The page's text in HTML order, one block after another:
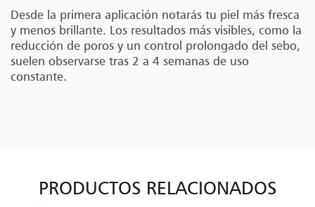
Desde la primera aplicación notarás tu piel más fresca
y menos brillante. Los resultados más visibles, como la
reducción de poros y un control prolongado del sebo,
suelen observarse tras 2 a 4 semanas de uso
constante.
PRODUCTOS RELACIONADOS